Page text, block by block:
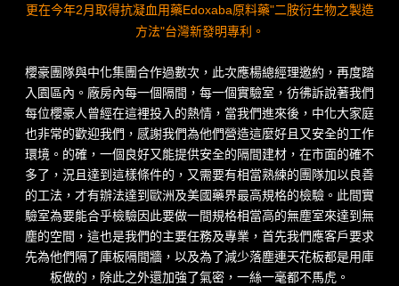
更在今年2月取得抗凝血用藥Edoxaba原料藥"二胺衍生物之製造
方法"台灣新發明專利。
櫻豪團隊與中化集團合作過數次，此次應楊總經理邀約，再度踏
入園區內。廠房內每一個隔間，每一個實驗室，彷彿訴說著我們
每位櫻豪人曾經在這裡投入的熱情，當我們進來後，中化大家庭
也非常的歡迎我們，感謝我們為他們營造這麼好且又安全的工作
環境。的確，一個良好又能提供安全的隔間建材，在市面的確不
多了，況且達到這樣條件的，又需要有相當熟練的團隊加以良善
的工法，才有辦法達到歐洲及美國藥界最高規格的檢驗。此間實
驗室為要能合乎檢驗因此要做一間規格相當高的無塵室來達到無
塵的空間，這也是我們的主要任務及專業，首先我們應客戶要求
先為他們隔了庫板隔間牆，以及為了減少落塵連天花板都是用庫
板做的，除此之外還加強了氣密，一絲一毫都不馬虎。